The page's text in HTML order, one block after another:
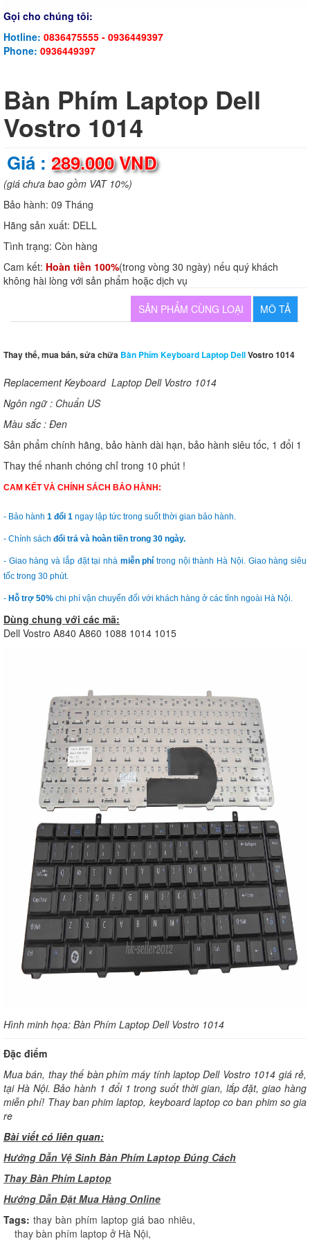
Gọi cho chúng tôi:
Hotline: 0836475555 - 0936449397
Phone: 0936449397
Bàn Phím Laptop Dell
Vostro 1014
Giá : 289.000 VND
(giá chưa bao gồm VAT 10%)
Bảo hành: 09 Tháng
Hãng sản xuất: DELL
Tình trạng: Còn hàng
Cam kết: Hoàn tiền 100%(trong vòng 30 ngày) nếu quý khách
không hài lòng với sản phẩm hoặc dịch vụ
MÔ TẢ
SẢN PHẨM CÙNG LOẠI
Thay thế, mua bán, sửa chữa Bàn Phím Keyboard Laptop DellVostro 1014
Replacement Keyboard Laptop Dell Vostro 1014
Ngôn ngữ : Chuẩn US
Màu sắc : Đen
Sản phẩm chính hãng, bảo hành dài hạn, bảo hành siêu tốc, 1 đổi 1
Thay thế nhanh chóng chỉ trong 10 phút !
CAM KẾT VÀ CHÍNH SÁCH BẢO HÀNH:
- Bảo hành 1 đổi 1 ngay lập tức trong suốt thời gian bảo hành.
- Chính sách đổi trả và hoàn tiền trong 30 ngày.
- Giao hàng và lắp đặt tại nhà miễn phí trong nội thành Hà Nội. Giao hàng siêu
tốc trong 30 phút.
- Hỗ trợ 50% chi phí vận chuyển đối với khách hàng ở các tỉnh ngoài Hà Nội.
Dùng chung với các mã:
Dell Vostro A840 A860 1088 1014 1015
Hình minh họa: Bàn Phím Laptop Dell Vostro 1014
Đặc điểm
Mua bán, thay thế bàn phím máy tính laptop Dell Vostro 1014 giá rẻ,
tại Hà Nội. Bảo hành 1 đổi 1 trong suốt thời gian, lắp đặt, giao hàng
miễn phí! Thay ban phim laptop, keyboard laptop co ban phim so gia
re
Bài viết có liên quan:
Hướng Dẫn Vệ Sinh Bàn Phím Laptop Đúng Cách
Thay Bàn Phím Laptop
Hướng Dẫn Đặt Mua Hàng Online
Tags: thay bàn phím laptop giá bao nhiêu,
thay bàn phím laptop ở Hà Nội,